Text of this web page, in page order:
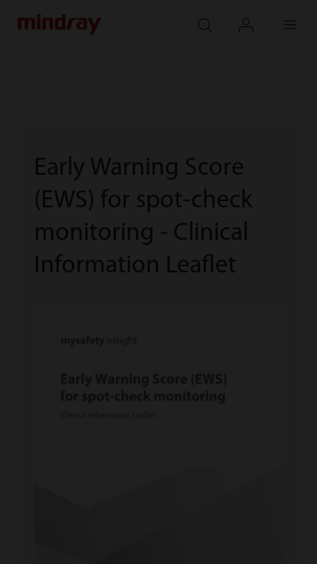
Early Warning Score
(EWS) for spot-check
monitoring - Clinical
Information Leaflet